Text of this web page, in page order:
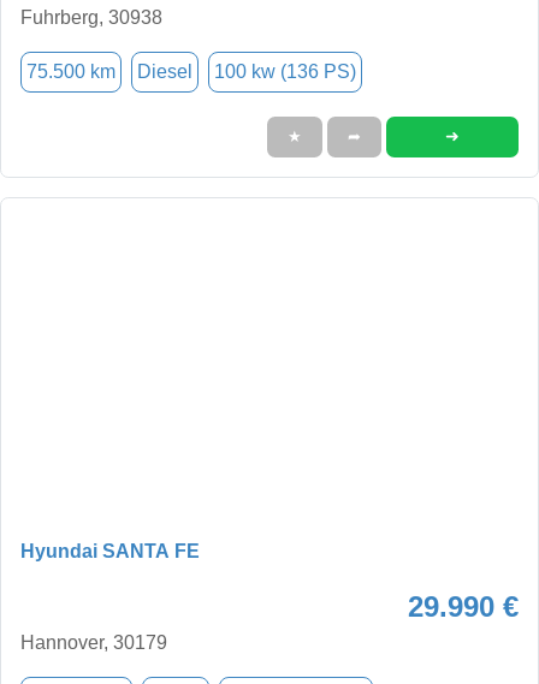
Fuhrberg, 30938
75.500 km Diesel 100 kw (136 PS)
★ ➦ ➜
Hyundai SANTA FE
29.990 €
Hannover, 30179